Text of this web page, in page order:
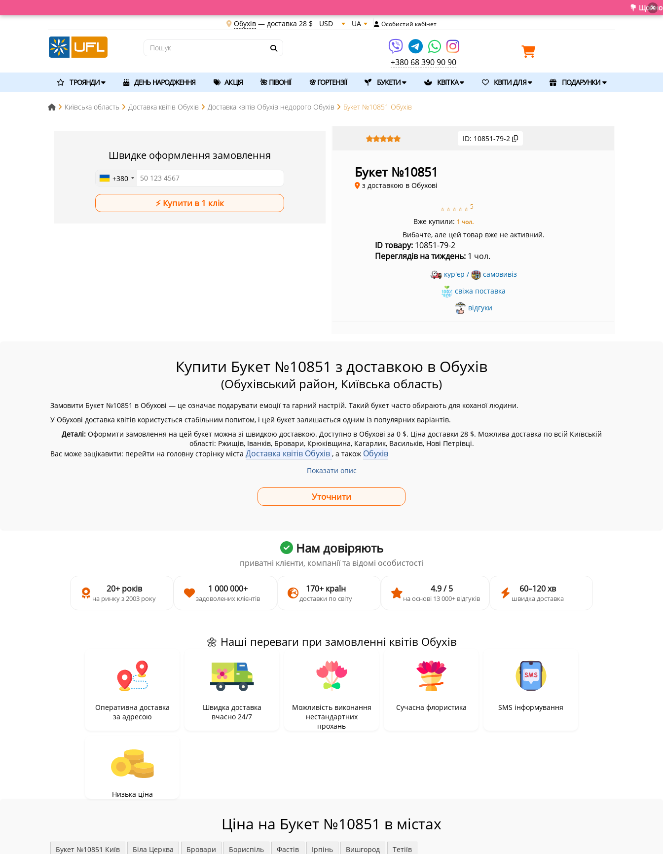
💐 Щойно отримали
×
Обухів — доставка 28 $ USD UA Особистий кабінет
+380 68 390 90 90
ТРОЯНДИ ДЕНЬ НАРОДЖЕННЯ АКЦІЯ 🌺 ПІВОНІЇ 🌸 ГОРТЕНЗІЇ БУКЕТИ КВІТКА КВІТИ ДЛЯ ПОДАРУНКИ
Київська область Доставка квітів Обухів Доставка квітів Обухів недорого Обухів Букет №10851 Обухів
Швидке оформлення замовлення
+380
ID: 10851-79-2
Букет №10851
з доставкою в Обухові
⭐ ⭐ ⭐ ⭐ ⭐ 5
Вже купили: 1 чол.
Вибачте, але цей товар вже не активний.
ID товару: 10851-79-2
Переглядів на тиждень:1 чол.
кур'єр /
самовивіз
свіжа поставка
відгуки
Купити Букет №10851 з доставкою в Обухів
(Обухівський район, Київська область)
Замовити Букет №10851 в Обухові — це означає подарувати емоції та гарний настрій. Такий букет часто обирають для коханої людини.
У Обухові доставка квітів користується стабільним попитом, і цей букет залишається одним із популярних варіантів.
Деталі:Оформити замовлення на цей букет можна зі швидкою доставкою. Доступно в Обухові за 0 $. Ціна доставки 28 $. Можлива доставка по всій Київській
області: Ржищів, Іванків, Бровари, Крюківщина, Кагарлик, Васильків, Нові Петрівці.
Вас може зацікавити: перейти на головну сторінку міста Доставка квітів Обухів , а також Обухів
Показати опис
Нам довіряють
приватні клієнти, компанії та відомі особистості
20+ років
на ринку з 2003 року
1 000 000+
задоволених клієнтів
170+ країн
доставки по світу
4.9 / 5
на основі 13 000+ відгуків
60–120 хв
швидка доставка
🌼 Наші переваги при замовленні квітів Обухів
Оперативна доставка
за адресою
Швидка доставка
вчасно 24/7
Можливість виконання
нестандартних
прохань
Сучасна флористика SMS інформування
Низька ціна
Ціна на Букет №10851 в містах
Букет №10851 Київ Біла Церква Бровари Бориспіль Фастів Ірпінь Вишгород Тетіїв